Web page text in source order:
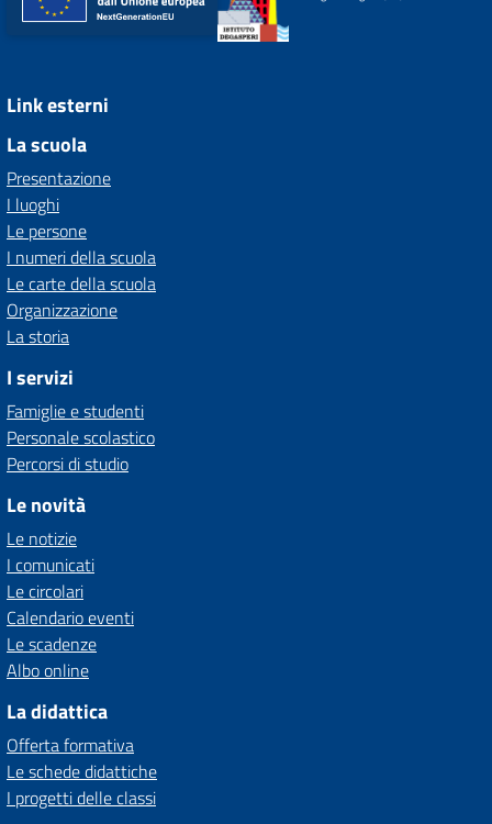
Link esterni
La scuola
Presentazione
I luoghi
Le persone
I numeri della scuola
Le carte della scuola
Organizzazione
La storia
I servizi
Famiglie e studenti
Personale scolastico
Percorsi di studio
Le novità
Le notizie
I comunicati
Le circolari
Calendario eventi
Le scadenze
Albo online
La didattica
Offerta formativa
Le schede didattiche
I progetti delle classi